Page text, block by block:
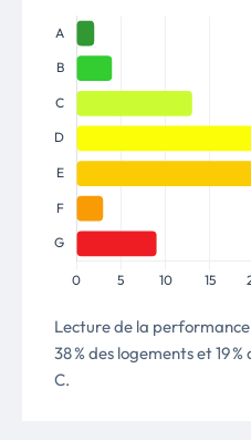
Lecture de la
38 % des logements et 19
C.